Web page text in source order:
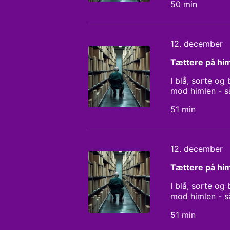
en stor
50 min
12. december
Tættere på
I blå, sorte og
mod himlen -
en større
51 min
12. december
Tættere på
I blå, sorte og
mod himlen -
en større
51 min